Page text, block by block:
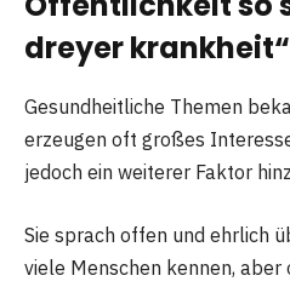
dreyer
Gesundheitliche Themen
erzeugen oft großes
jedoch ein weiterer Faktor
Sie sprach offen und ehrlich
viele Menschen kennen,